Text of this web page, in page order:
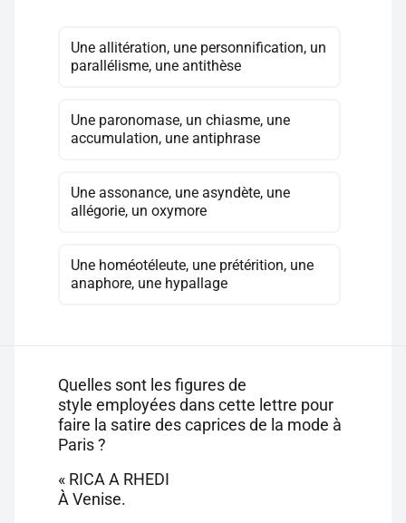
Une allitération, une personnification, un
parallélisme, une antithèse
Une paronomase, un chiasme, une
accumulation, une antiphrase
Une assonance, une asyndète, une
allégorie, un oxymore
Une homéotéleute, une prétérition, une
anaphore, une hypallage
Quelles sont les figures de
style employées dans cette lettre pour
faire la satire des caprices de la mode à
Paris ?
« RICA A RHEDI
À Venise.